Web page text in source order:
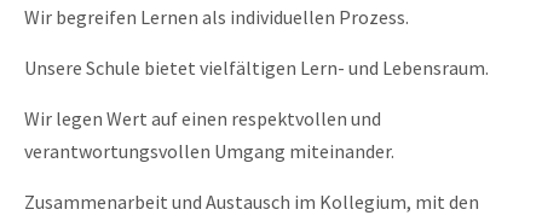
Support
Lorem ipsum dolor sit amet:
24h / 365days
Wir begreifen Lernen als individuellen Prozess.
Unsere Schule bietet vielfältigen Lern- und Lebensraum.
Wir legen Wert auf einen respektvollen und
verantwortungsvollen Umgang miteinander.
Zusammenarbeit und Austausch im Kollegium, mit den